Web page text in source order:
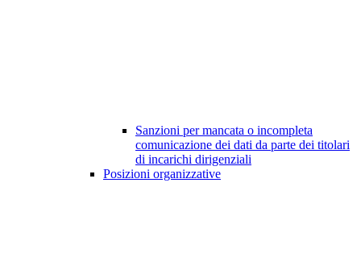
Sanzioni per mancata o incompleta
comunicazione dei dati da parte dei titolari
di incarichi dirigenziali
Posizioni organizzative